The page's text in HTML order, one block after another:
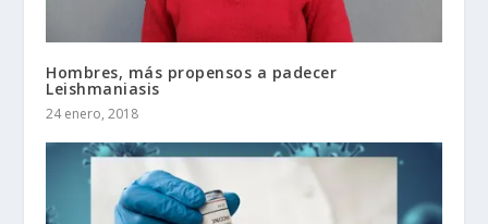
Hombres, más propensos a padecer
Leishmaniasis
24 enero, 2018